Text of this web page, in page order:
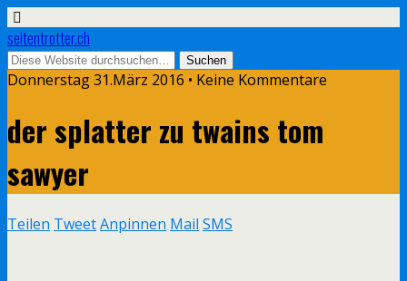
seitentrotter.ch
Donnerstag 31.März 2016 • Keine Kommentare
der splatter zu twains tom
sawyer
Teilen TweetAnpinnen Mail SMS